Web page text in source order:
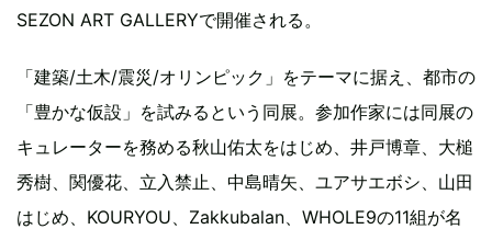
SEZON ART GALLERYで開催される。
「建築/土木/震災/オリンピック」をテーマに据え、都市の
「豊かな仮設」を試みるという同展。参加作家には同展の
キュレーターを務める秋山佑太をはじめ、井戸博章、大槌
秀樹、関優花、立入禁止、中島晴矢、ユアサエボシ、山田
はじめ、KOURYOU、Zakkubalan、WHOLE9の11組が名